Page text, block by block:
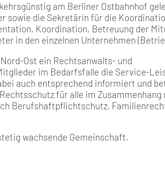
am Berliner Ostbahnhof
sowie die Sekretärin für die
Koordination, Betreuung der
in den einzelnen Unternehmen
Ost ein Rechtsanwalts- und
im Bedarfsfalle die Service-
auch entsprechend informiert und
für alle im Zusammenhang
Berufshaftpflichtschutz,
wachsende Gemeinschaft.